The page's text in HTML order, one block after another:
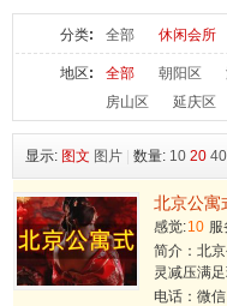
分类: 全部 休闲会所
地区: 全部 朝阳区
房山区
延庆区
显示: 图文 图片 数量: 10 20 40
北京公寓
感觉:10 服
简介：北
灵减压满
电话：微